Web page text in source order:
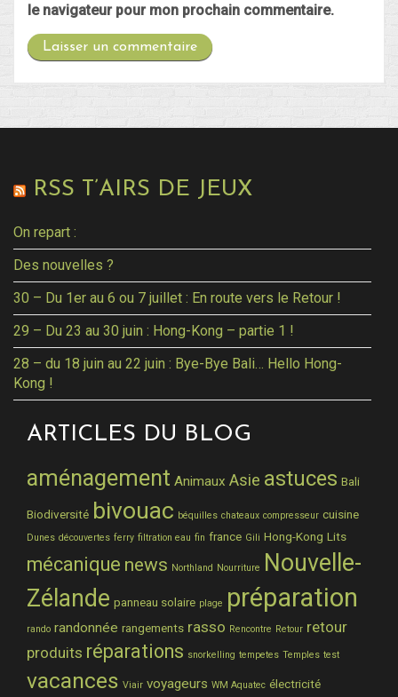
le navigateur pour mon prochain commentaire.
RSS T’AIRS DE JEUX
On repart :
Des nouvelles ?
30 – Du 1er au 6 ou 7 juillet : En route vers le Retour !
29 – Du 23 au 30 juin : Hong-Kong – partie 1 !
28 – du 18 juin au 22 juin : Bye-Bye Bali… Hello Hong-
Kong !
ARTICLES DU BLOG
aménagement Animaux Asie astuces Bali
Biodiversité bivouac béquilles chateaux compresseur cuisine
Dunes découvertes ferry filtration eau fin france Gili Hong-Kong Lits
mécanique news Northland Nourriture Nouvelle-
Zélande panneau solaire plage préparation
rando randonnée rangements rasso Rencontre Retour retour
produits réparations snorkelling tempetes Temples test
vacances Viair voyageurs WM Aquatec électricité